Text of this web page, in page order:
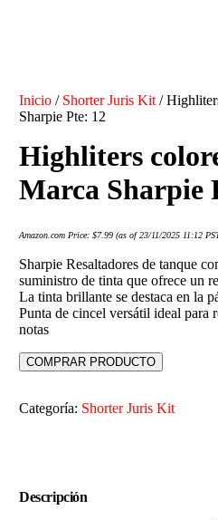
Inicio / Shorter Juris Kit /
Sharpie Pte: 12
Highliters
Marca Sharpie
Amazon.com Price:$7.99 (as of 23/11/2025 11:12
Sharpie Resaltadores de tanque
suministro de tinta que ofrece un
La tinta brillante se destaca en la
Punta de cincel versátil ideal para
notas
COMPRAR PRODUCTO
Categoría: Shorter Juris Kit
Descripción